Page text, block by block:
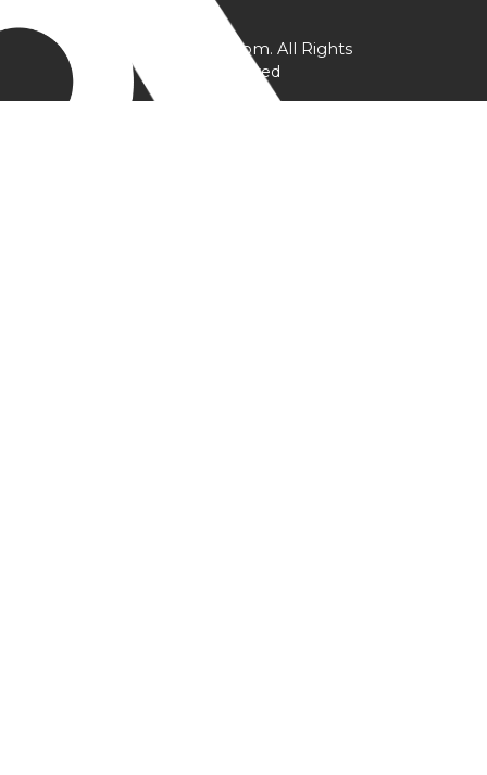
@ YPtrainer.com. All Rights
Reserved